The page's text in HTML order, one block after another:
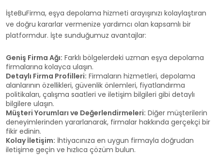
İşteBuFirma, eşya depolama hizmeti arayışınızı kolaylaştıran
ve doğru kararlar vermenize yardımcı olan kapsamlı bir
platformdur. İşte sunduğumuz avantajlar:
Geniş Firma Ağı: Farklı bölgelerdeki uzman eşya depolama
firmalarına kolayca ulaşın.
Detaylı Firma Profilleri: Firmaların hizmetleri, depolama
alanlarının özellikleri, güvenlik önlemleri, fiyatlandırma
politikaları, çalışma saatleri ve iletişim bilgileri gibi detaylı
bilgilere ulaşın.
Müşteri Yorumları ve Değerlendirmeleri: Diğer müşterilerin
deneyimlerinden yararlanarak, firmalar hakkında gerçekçi bir
fikir edinin.
Kolay İletişim: İhtiyacınıza en uygun firmayla doğrudan
iletişime geçin ve hızlıca çözüm bulun.